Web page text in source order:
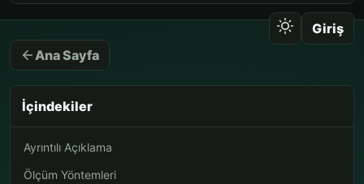
Giriş
Ana Sayfa
İçindekiler
Ayrıntılı Açıklama
Ölçüm Yöntemleri